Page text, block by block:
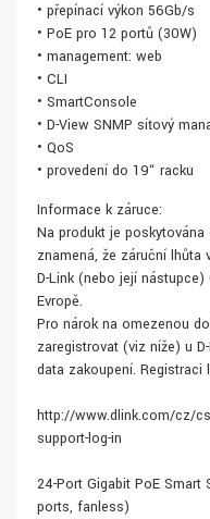
• přepínací výkon 56Gb/s
• PoE pro 12 portů (30W)
• management: web
• CLI
• SmartConsole
• D-View SNMP síťový
• QoS
• provedení do 19“ racku
Informace k záruce:
Na produkt je
znamená, že záruční
D-Link (nebo její
Evropě.
Pro nárok na omezenou
zaregistrovat (viz níže) u
data zakoupení.
http://www.dlink.com/cz/
support-log-in
24-Port Gigabit PoE
ports, fanless)